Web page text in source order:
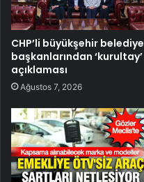
CHP’li büyükşehir belediye
başkanlarından ‘kurultay’
açıklaması
Ağustos 7, 2026